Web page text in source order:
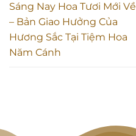
Sáng Nay Hoa Tươi Mới Về
– Bản Giao Hưởng Của
Hương Sắc Tại Tiệm Hoa
Năm Cánh